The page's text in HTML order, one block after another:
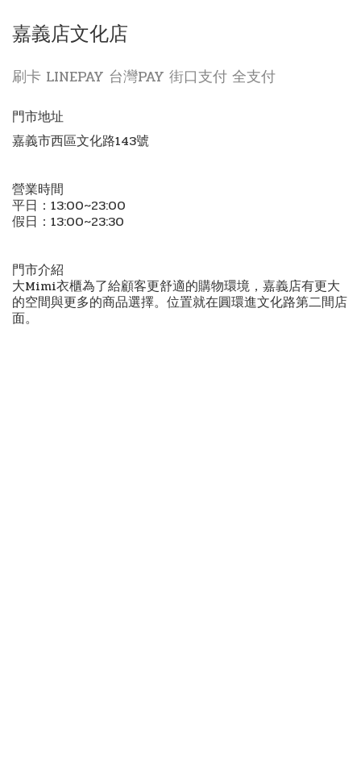
嘉義店文化店
刷卡 LINEPAY 台灣PAY 街口支付 全支付
門市地址
嘉義市西區文化路143號
營業時間
平日：13:00~23:00
假日：13:00~23:30
門市介紹
大Mimi衣櫃為了給顧客更舒適的購物環境，嘉義店有更大
的空間與更多的商品選擇。位置就在圓環進文化路第二間店
面。